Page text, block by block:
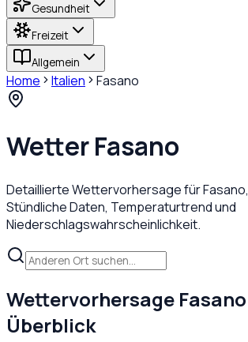
Gesundheit
Freizeit
Allgemein
Home Italien Fasano
WetterFasano
Detaillierte Wettervorhersage fürFasano,
Stündliche Daten, Temperaturtrend und
Niederschlagswahrscheinlichkeit.
Wettervorhersage Fasano
Überblick